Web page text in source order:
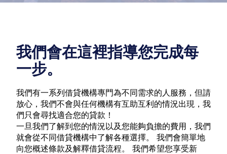
我們會在這裡指導您完成每
一步。
我們有一系列借貸機構專門為不同需求的人服務，但請
放心，我們不會與任何機構有互助互利的情況出現，我
們只會尋找適合您的貸款！
一旦我們了解到您的情況以及您能夠負擔的費用，我們
就會從不同借貸機構中了解各種選擇。 我們會簡單地
向您概述條款及解釋借貸流程。 我們希望您享受新